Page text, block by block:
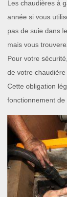
Les chaudières à
année si vous
pas de suie dans
mais vous
Pour votre
de votre chaudière
Cette obligation
fonctionnement de